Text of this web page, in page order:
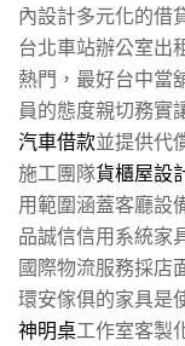
內設計多元化的借
台北車站辦公室出
熱門，最好台中當
員的態度親切務實
汽車借款並提供代
施工團隊貨櫃屋設
用範圍涵蓋客廳設
品誠信信用系統家
國際物流服務採店
環安傢俱的家具是
神明桌工作室客製